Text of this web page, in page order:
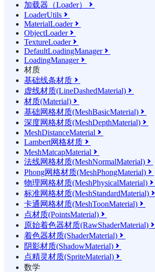
加载器（Loader） 
LoaderUtils 
MaterialLoader
ObjectLoader
TextureLoader
DefaultLoadingManager
LoadingManager
材质
基础线条材质 
虚线材质(LineDashedMaterial) 
材质(Material) 
基础网格材质(MeshBasicMaterial) 
深度网格材质(MeshDepthMaterial) 
MeshDistanceMaterial 
Lambert网格材质 
MeshMatcapMaterial 
法线网格材质(MeshNormalMaterial) 
Phong网格材质(MeshPhongMaterial) 
物理网格材质(MeshPhysicalMaterial) 
标准网格材质(MeshStandardMaterial) 
卡通网格材质(MeshToonMaterial) 
点材质(PointsMaterial) 
原始着色器材质(RawShaderMaterial) 
着色器材质(ShaderMaterial) 
阴影材质(ShadowMaterial) 
点精灵材质(SpriteMaterial) 
数学